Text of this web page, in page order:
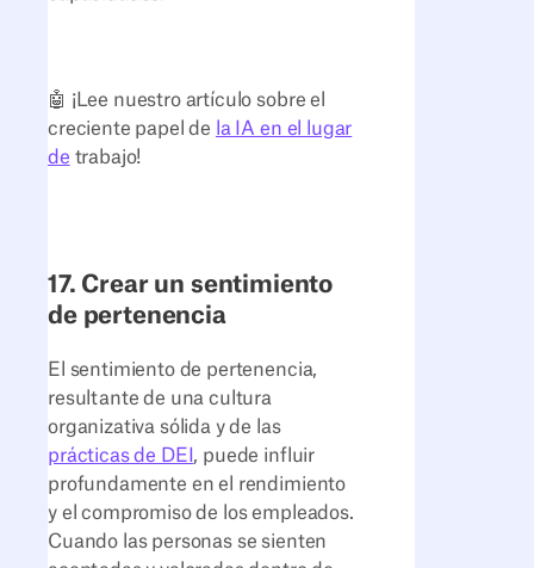
🤖 ¡Lee nuestro artículo sobre el
creciente papel de la IA en el lugar
de trabajo!
17. Crear un sentimiento
de pertenencia
El sentimiento de pertenencia,
resultante de una cultura
organizativa sólida y de las
prácticas de DEI , puede influir
profundamente en el rendimiento
y el compromiso de los empleados.
Cuando las personas se sienten